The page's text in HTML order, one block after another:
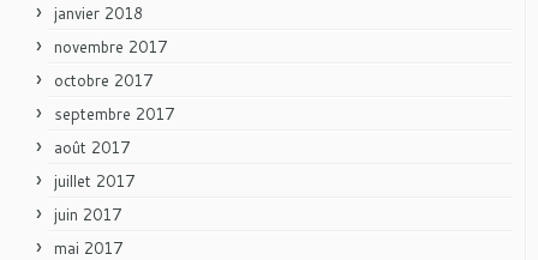
janvier 2018
novembre 2017
octobre 2017
septembre 2017
août 2017
juillet 2017
juin 2017
mai 2017